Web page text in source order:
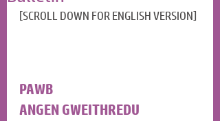
[SCROLL DOWN FOR ENGLISH VERSION]
PAWB
ANGEN GWEITHREDU